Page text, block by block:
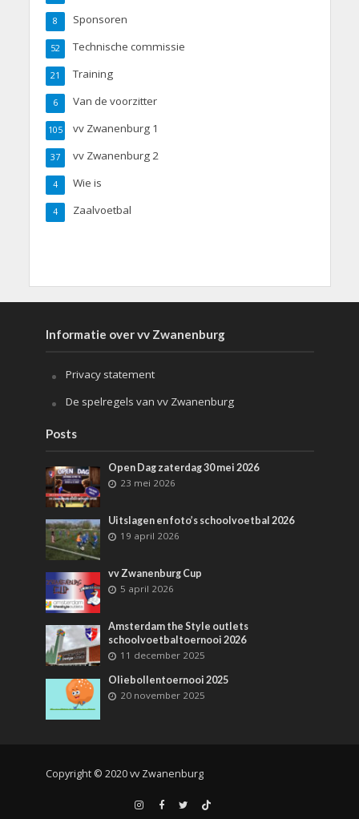
Sponsoren
8
Technische commissie
52
Training
21
Van de voorzitter
6
vv Zwanenburg 1
105
vv Zwanenburg 2
37
Wie is
4
Zaalvoetbal
4
Informatie over vv Zwanenburg
Privacy statement
De spelregels van vv Zwanenburg
Posts
Open Dag zaterdag 30 mei 2026
23 mei 2026
Uitslagen en foto’s schoolvoetbal 2026
19 april 2026
vv Zwanenburg Cup
5 april 2026
Amsterdam the Style outlets
schoolvoetbaltoernooi 2026
11 december 2025
Oliebollentoernooi 2025
20 november 2025
Copyright © 2020 vv Zwanenburg